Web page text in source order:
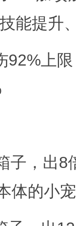
能提升
92%上
子，出8
体的小